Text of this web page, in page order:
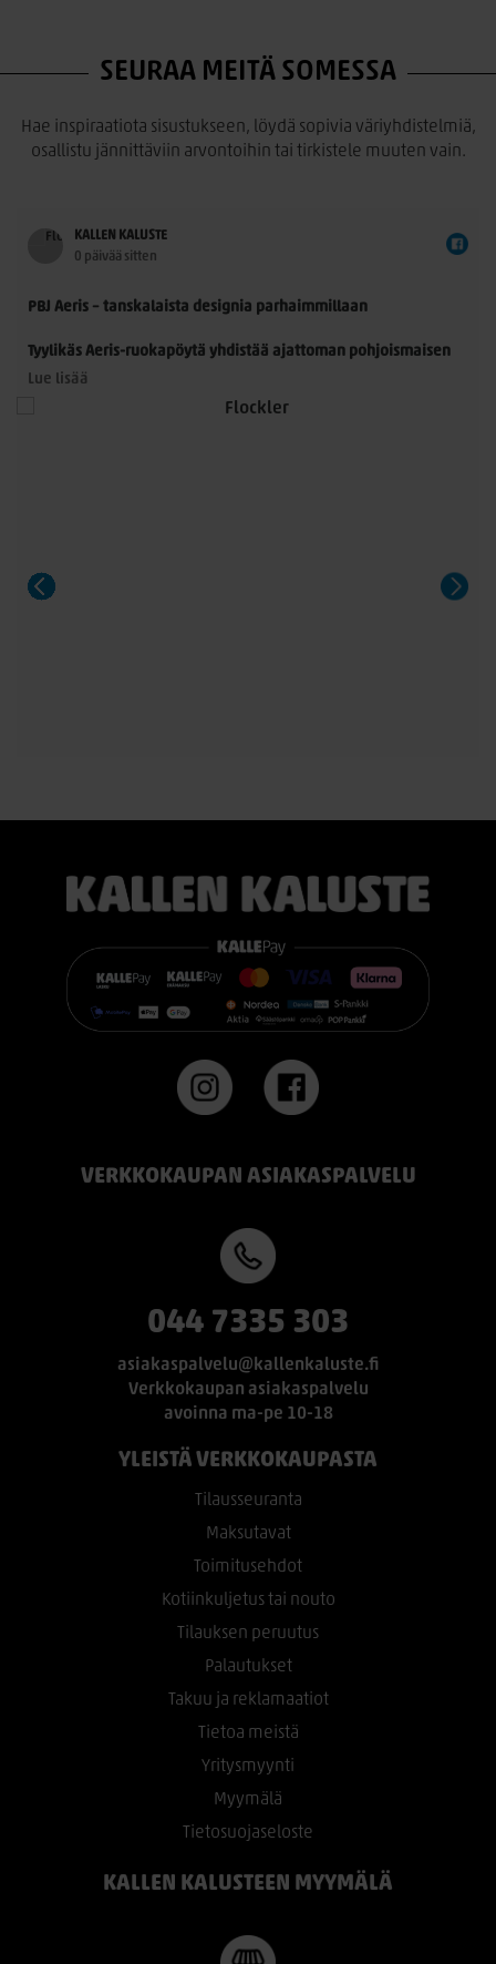
SEURAA MEITÄ SOMESSA
Hae inspiraatiota sisustukseen, löydä sopivia väriyhdistelmiä,
osallistu jännittäviin arvontoihin tai tirkistele muuten vain.
KALLEN KALUSTE
0 päivää sitten
PBJ Aeris – tanskalaista designia parhaimmillaan
Tyylikäs Aeris-ruokapöytä yhdistää ajattoman pohjoismaisen
muotoilun ja käytännöllisyyden. Morten Svendsenin
suunnittelemassa pöydässä on kauniisti muotoillut
massiivitammijalat ja useita laadukkaita kansivaihtoehtoja.
illallisiin.
Lue lisää
VERKKOKAUPAN ASIAKASPALVELU
044 7335 303
asiakaspalvelu@kallenkaluste.fi
Verkkokaupan asiakaspalvelu
avoinna ma-pe 10-18
YLEISTÄ VERKKOKAUPASTA
Tilausseuranta
Maksutavat
Toimitusehdot
Kotiinkuljetus tai nouto
Tilauksen peruutus
Palautukset
Takuu ja reklamaatiot
Tietoa meistä
Yritysmyynti
Myymälä
Tietosuojaseloste
KALLEN KALUSTEEN MYYMÄLÄ